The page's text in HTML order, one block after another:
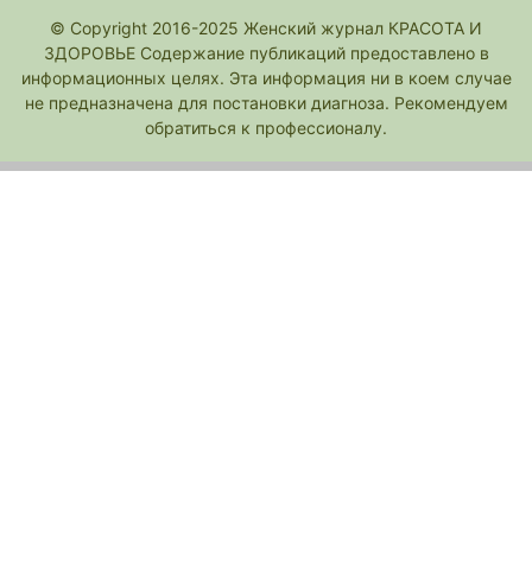
© Copyright 2016-2025 Женский журнал КРАСОТА И
ЗДОРОВЬЕ Содержание публикаций предоставлено в
информационных целях. Эта информация ни в коем случае
не предназначена для постановки диагноза. Рекомендуем
обратиться к профессионалу.